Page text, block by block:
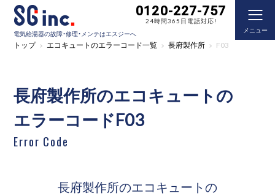
電気給湯器の故障・修理・メンテはエスジーへ
0120-227-757
24時間365日電話対応!
メニュー
トップ エコキュートのエラーコード一覧 長府製作所 F03
長府製作所のエコキュートの
エラーコードF03
Error Code
長府製作所のエコキュートの